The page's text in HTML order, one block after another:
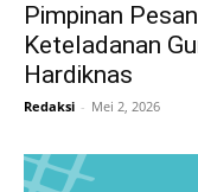
Pimpinan
Keteladanan
Hardiknas
Redaksi - Mei 2, 2026